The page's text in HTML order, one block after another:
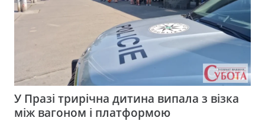
У Празі трирічна дитина випала з візка
між вагоном і платформою